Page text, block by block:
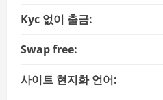
Kyc 없이 출금:
Swap free:
사이트 현지화 언어: